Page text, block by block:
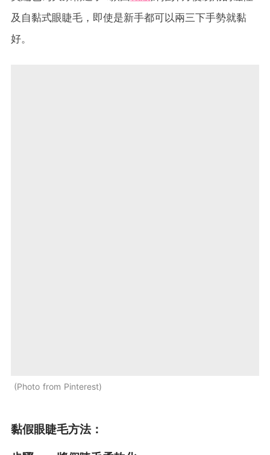
及自黏式眼睫毛，即使是新手都可以兩三下手勢就黏
好。
Photo from Pinterest
黏假眼睫毛方法：